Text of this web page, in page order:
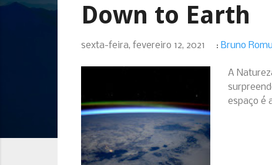
Down to Earth
sexta-feira, fevereiro 12, 2021 : Bruno
A
espaço é